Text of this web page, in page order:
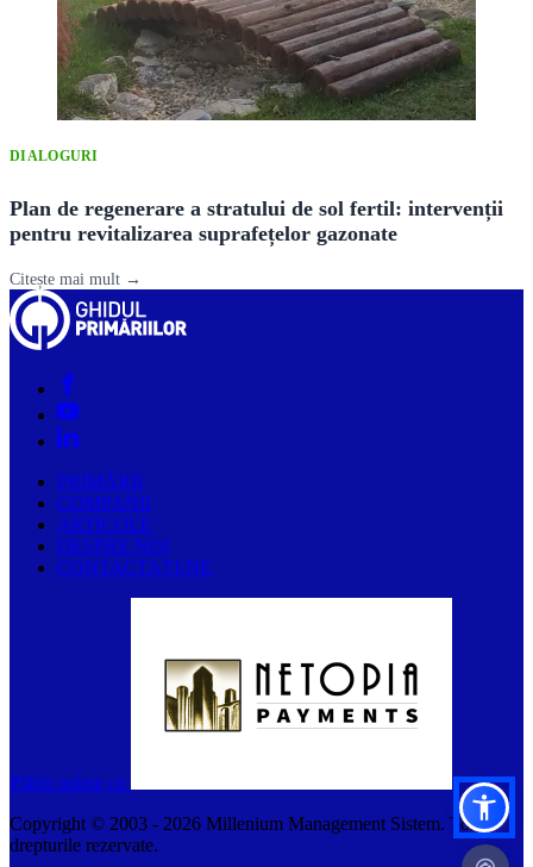
DIALOGURI
Plan de regenerare a stratului de sol fertil: intervenții
pentru revitalizarea suprafețelor gazonate
Citește mai mult →
PRIMĂRII
COMPANII
ARTICOLE
DESPRE NOI
CONTACTAȚI-NE
Plătiți online cu
Copyright © 2003 - 2026 Millenium Management Sistem. Toate
drepturile rezervate.